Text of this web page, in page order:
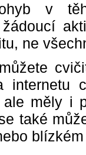
v
ne
internetu
měly i
také